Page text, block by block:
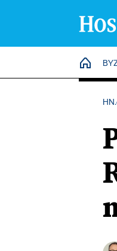
HOME